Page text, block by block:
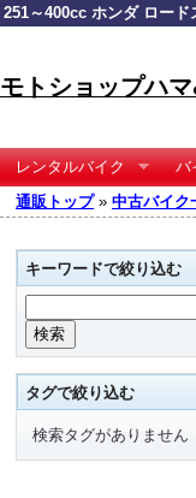
251～400cc ホンダ ロー
モトショップハ
レンタルバイク バ
通販トップ» 中古バイク
キーワードで絞り込む
タグで絞り込む
検索タグがありません